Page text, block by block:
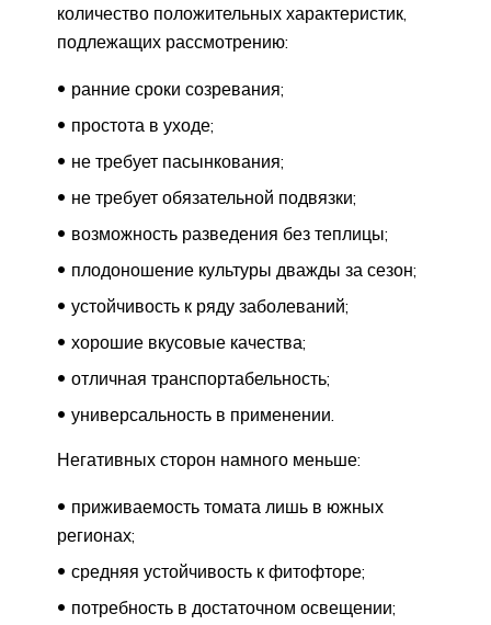
количество положительных характеристик,
подлежащих рассмотрению:
ранние сроки созревания;
простота в уходе;
не требует пасынкования;
не требует обязательной подвязки;
возможность разведения без теплицы;
плодоношение культуры дважды за сезон;
устойчивость к ряду заболеваний;
хорошие вкусовые качества;
отличная транспортабельность;
универсальность в применении.
Негативных сторон намного меньше:
приживаемость томата лишь в южных
регионах;
средняя устойчивость к фитофторе;
потребность в достаточном освещении;